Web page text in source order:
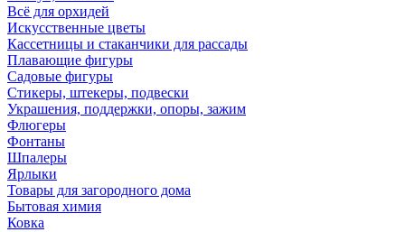
Всё для орхидей
Искусственные цветы
Кассетницы и стаканчики для рассады
Плавающие фигуры
Садовые фигуры
Стикеры, штекеры, подвески
Украшения, поддержки, опоры, зажим
Флюгеры
Фонтаны
Шпалеры
Ярлыки
Товары для загородного дома
Бытовая химия
Ковка